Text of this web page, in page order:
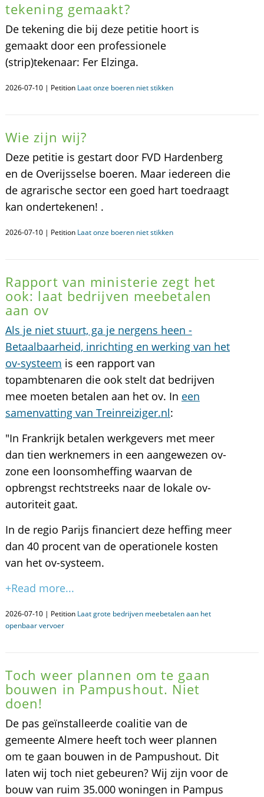
tekening gemaakt?
De tekening die bij deze petitie hoort is
gemaakt door een professionele
(strip)tekenaar: Fer Elzinga.
2026-07-10 | Petition Laat onze boeren niet stikken
Wie zijn wij?
Deze petitie is gestart door FVD Hardenberg
en de Overijsselse boeren. Maar iedereen die
de agrarische sector een goed hart toedraagt
kan ondertekenen! .
2026-07-10 | Petition Laat onze boeren niet stikken
Rapport van ministerie zegt het
ook: laat bedrijven meebetalen
aan ov
Als je niet stuurt, ga je nergens heen -
Betaalbaarheid, inrichting en werking van het
ov-systeem is een rapport van
topambtenaren die ook stelt dat bedrijven
mee moeten betalen aan het ov. In een
samenvatting van Treinreiziger.nl:
"In Frankrijk betalen werkgevers met meer
dan tien werknemers in een aangewezen ov-
zone een loonsomheffing waarvan de
opbrengst rechtstreeks naar de lokale ov-
autoriteit gaat.
In de regio Parijs financiert deze heffing meer
dan 40 procent van de operationele kosten
van het ov-systeem.
+Read more...
2026-07-10 | Petition Laat grote bedrijven meebetalen aan het
openbaar vervoer
Toch weer plannen om te gaan
bouwen in Pampushout. Niet
doen!
De pas geïnstalleerde coalitie van de
gemeente Almere heeft toch weer plannen
om te gaan bouwen in de Pampushout. Dit
laten wij toch niet gebeuren? Wij zijn voor de
bouw van ruim 35.000 woningen in Pampus